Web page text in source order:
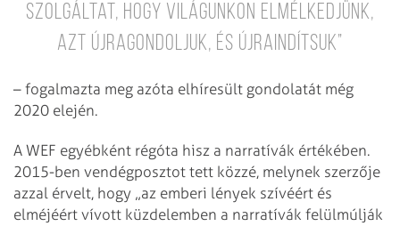
szolgáltat, hogy világunkon elmélkedjünk,
azt újragondoljuk, és újraindítsuk”
– fogalmazta meg azóta elhíresült gondolatát még
2020 elején.
A WEF egyébként régóta hisz a narratívák értékében.
2015-ben vendégposztot tett közzé, melynek szerzője
azzal érvelt, hogy „az emberi lények szívéért és
elméjéért vívott küzdelemben a narratívák felülmúlják